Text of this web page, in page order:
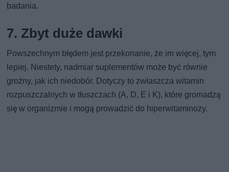
badania.
7. Zbyt duże dawki
Powszechnym błędem jest przekonanie, że im więcej, tym
lepiej. Niestety, nadmiar suplementów może być równie
groźny, jak ich niedobór. Dotyczy to zwłaszcza witamin
rozpuszczalnych w tłuszczach (A, D, E i K), które gromadzą
się w organizmie i mogą prowadzić do hiperwitaminozy.